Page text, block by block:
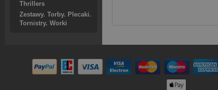
Thrillers
Zestawy. Torby. Plecaki.
Tornistry. Worki